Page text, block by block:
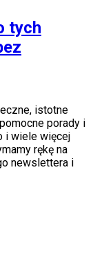
tych
istotne
porady i
i wiele więcej
rękę na
newslettera i